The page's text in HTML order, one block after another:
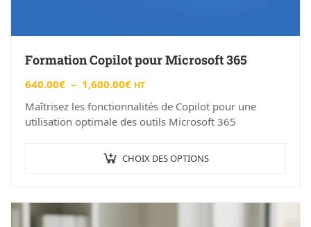
Formation Copilot pour Microsoft 365
640.00€ – 1,600.00€ HT
Maîtrisez les fonctionnalités de Copilot pour une
utilisation optimale des outils Microsoft 365
CHOIX DES OPTIONS